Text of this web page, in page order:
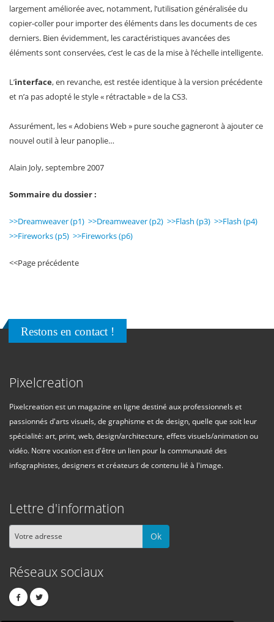
largement améliorée avec, notamment, l’utilisation généralisée du
copier-coller pour importer des éléments dans les documents de ces
derniers. Bien évidemment, les caractéristiques avancées des
éléments sont conservées, c’est le cas de la mise à l’échelle intelligente.
L’interface, en revanche, est restée identique à la version précédente
et n’a pas adopté le style « rétractable » de la CS3.
Assurément, les « Adobiens Web » pure souche gagneront à ajouter ce
nouvel outil à leur panoplie…
Alain Joly, septembre 2007
Sommaire du dossier :
>>Dreamweaver (p1) >>Dreamweaver (p2) >>Flash (p3) >>Flash (p4)
>>Fireworks (p5) >>Fireworks (p6)
<<Page précédente
Restons en contact !
Pixelcreation
Pixelcreation est un magazine en ligne destiné aux professionnels et
passionnés d'arts visuels, de graphisme et de design, quelle que soit leur
spécialité: art, print, web, design/architecture, effets visuels/animation ou
vidéo. Notre vocation est d'être un lien pour la communauté des
infographistes, designers et créateurs de contenu lié à l'image.
Lettre d'information
Ok
Réseaux sociaux